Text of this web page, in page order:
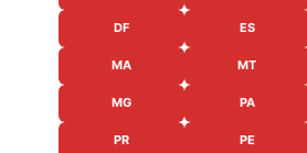
DF ES
MA MT
MG PA
PR PE